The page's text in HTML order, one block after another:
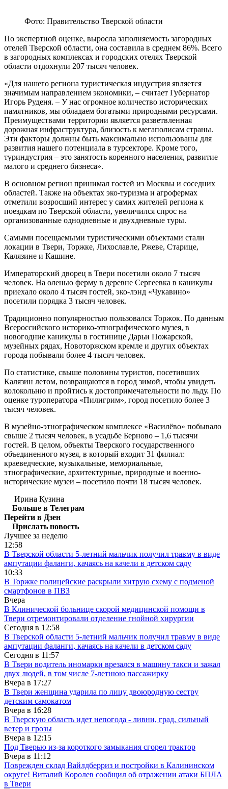
Фото: Правительство Тверской области
По экспертной оценке, выросла заполняемость загородных
отелей Тверской области, она составила в среднем 86%. Всего
в загородных комплексах и городских отелях Тверской
области отдохнули 207 тысяч человек.
«Для нашего региона туристическая индустрия является
значимым направлением экономики, – считает Губернатор
Игорь Руденя. – У нас огромное количество исторических
памятников, мы обладаем богатыми природными ресурсами.
Преимуществами территории является разветвленная
дорожная инфраструктура, близость к мегаполисам страны.
Эти факторы должны быть максимально использованы для
развития нашего потенциала в турсекторе. Кроме того,
туриндустрия – это занятость коренного населения, развитие
малого и среднего бизнеса».
В основном регион принимал гостей из Москвы и соседних
областей. Также на объектах эко-туризма и агрофермах
отметили возросший интерес у самих жителей региона к
поездкам по Тверской области, увеличился спрос на
организованные однодневные и двухдневные туры.
Самыми посещаемыми туристическими объектами стали
локации в Твери, Торжке, Лихославле, Ржеве, Старице,
Калязине и Кашине.
Императорский дворец в Твери посетили около 7 тысяч
человек. На оленью ферму в деревне Сергеевка в каникулы
приехало около 4 тысяч гостей, эко-лэнд «Чукавино»
посетили порядка 3 тысяч человек.
Традиционно популярностью пользовался Торжок. По данным
Всероссийского историко-этнографического музея, в
новогодние каникулы в гостинице Дарьи Пожарской,
музейных рядах, Новоторжском кремле и других объектах
города побывали более 4 тысяч человек.
По статистике, свыше половины туристов, посетивших
Калязин летом, возвращаются в город зимой, чтобы увидеть
колокольню и пройтись к достопримечательности по льду. По
оценке туроператора «Пилигрим», город посетило более 3
тысяч человек.
В музейно-этнографическом комплексе «Василёво» побывало
свыше 2 тысяч человек, в усадьбе Берново – 1,6 тысячи
гостей. В целом, объекты Тверского государственного
объединенного музея, в который входит 31 филиал:
краеведческие, музыкальные, мемориальные,
этнографические, архитектурные, природные и военно-
исторические музеи – посетило почти 18 тысяч человек.
Ирина Кузина
Больше в Телеграм
Перейти в Дзен
Прислать новость
Лучшее за неделю
12:58
В Тверской области 5-летний мальчик получил травму в виде
ампутации фаланги, качаясь на качели в детском саду
10:33
В Торжке полицейские раскрыли хитрую схему с подменой
смартфонов в ПВЗ
Вчера
В Клинической больнице скорой медицинской помощи в
Твери отремонтировали отделение гнойной хирургии
Сегодня в 12:58
В Тверской области 5-летний мальчик получил травму в виде
ампутации фаланги, качаясь на качели в детском саду
Сегодня в 11:57
В Твери водитель иномарки врезался в машину такси и зажал
двух людей, в том числе 7-летнюю пассажирку
Вчера в 17:27
В Твери женщина ударила по лицу двоюродную сестру
детским самокатом
Вчера в 16:28
В Тверскую область идет непогода - ливни, град, сильный
ветер и грозы
Вчера в 12:15
Под Тверью из-за короткого замыкания сгорел трактор
Вчера в 11:12
Поврежден склад Вайлдберриз и постройки в Калининском
округе! Виталий Королев сообщил об отражении атаки БПЛА
в Твери